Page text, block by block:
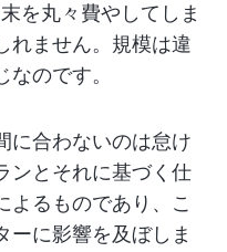
を丸々費やしてしま
れません。規模は違
のです。
に合わないのは怠け
ンとそれに基づく仕
よるものであり、こ
ーに影響を及ぼしま